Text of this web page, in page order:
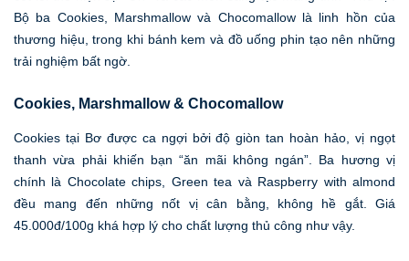
Bộ ba Cookies, Marshmallow và Chocomallow là linh hồn của
thương hiệu, trong khi bánh kem và đồ uống phin tạo nên những
trải nghiệm bất ngờ.
Cookies, Marshmallow & Chocomallow
Cookies tại Bơ được ca ngợi bởi độ giòn tan hoàn hảo, vị ngọt
thanh vừa phải khiến bạn “ăn mãi không ngán”. Ba hương vị
chính là Chocolate chips, Green tea và Raspberry with almond
đều mang đến những nốt vị cân bằng, không hề gắt. Giá
45.000đ/100g khá hợp lý cho chất lượng thủ công như vậy.